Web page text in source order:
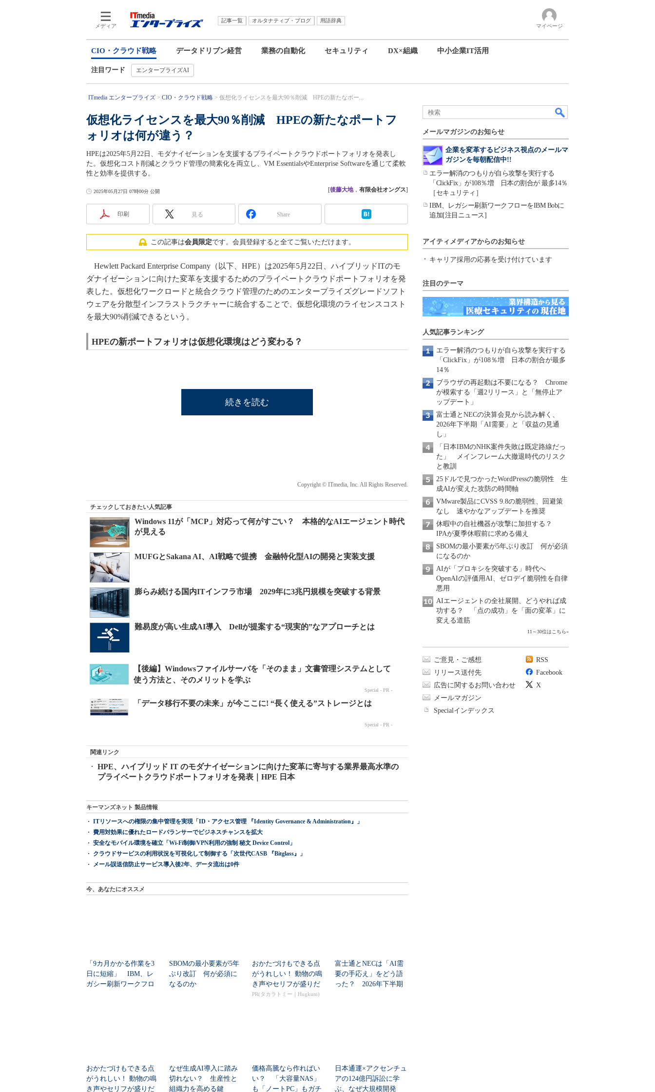
メディア
記事一覧 オルタナティブ・ブログ
用語辞典
マイページ
CIO・クラウド戦略 データドリブン経営 業務の自動化 セキュリティ DX×組織 中小企業IT活用
注目ワード エンタープライズAI
ITmedia エンタープライズ CIO・クラウド戦略 仮想化ライセンスを最大90％削減 HPEの新たなポー...
仮想化ライセンスを最大90％削減 HPEの新たなポートフ
ォリオは何が違う？
HPEは2025年5月22日、モダナイゼーションを支援するプライベートクラウドポートフォリオを発表し
た。仮想化コスト削減とクラウド管理の簡素化を両立し、VM EssentialsやEnterprise Softwareを通じて柔軟
性と効率を提供する。
2025年05月27日 07時00分 公開 [後藤大地， 有限会社オングス]
印刷 見る Share
この記事は会員限定です。会員登録すると全てご覧いただけます。
Hewlett Packard Enterprise Company（以下、HPE）は2025年5月22日、ハイブリッドITのモ
ダナイゼーションに向けた変革を支援するためのプライベートクラウドポートフォリオを発
表した。仮想化ワークロードと統合クラウド管理のためのエンタープライズグレードソフト
ウェアを分散型インフラストラクチャーに統合することで、仮想化環境のライセンスコスト
を最大90%削減できるという。
HPEの新ポートフォリオは仮想化環境はどう変わる？
続きを読む
Copyright © ITmedia, Inc. All Rights Reserved.
チェックしておきたい人気記事
Windows 11が「MCP」対応って何がすごい？ 本格的なAIエージェント時代
が見える
MUFGとSakana AI、AI戦略で提携 金融特化型AIの開発と実装支援
膨らみ続ける国内ITインフラ市場 2029年に3兆円規模を突破する背景
難易度が高い生成AI導入 Dellが提案する“現実的”なアプローチとは
関連リンク
HPE、ハイブリッド IT のモダナイゼーションに向けた変革に寄与する業界最高水準の
プライベートクラウドポートフォリオを発表｜HPE 日本
キーマンズネット 製品情報
ITリソースへの権限の集中管理を実現「ID・アクセス管理 『Identity Governance & Administration』」
費用対効果に優れたロードバランサーでビジネスチャンスを拡大
安全なモバイル環境を確立「Wi-Fi制御/VPN利用の強制 秘文 Device Control」
クラウドサービスの利用状況を可視化して制御する「次世代CASB 『Bitglass』」
メール誤送信防止サービス導入後2年、データ流出は0件
今、あなたにオススメ
「9カ月かかる作業を3
日に短縮」 IBM、レ
ガシー刷新ワークフロ
SBOMの最小要素が5年
ぶり改訂 何が必須に
なるのか
おかたづけもできる点
がうれしい！ 動物の鳴
き声やセリフが盛りだ
くさんの「アニア ...
PR(タカラトミー｜Hugkum)
富士通とNECは「AI需
要の手応え」をどう語
った？ 2026年下半期
おかたづけもできる点
がうれしい！ 動物の鳴
き声やセリフが盛りだ
なぜ生成AI導入に踏み
切れない？ 生産性と
組織力を高める鍵
価格高騰なら作ればい
い？ 「大容量NAS」
も「ノートPC」もガチ
日本通運×アクセンチュ
アの124億円訴訟に学
ぶ、なぜ大規模開発
メールマガジンのお知らせ
企業を変革するビジネス視点のメールマ
ガジンを毎朝配信中!!
エラー解消のつもりが自ら攻撃を実行する
「ClickFix」が108％増 日本の割合が 最多14％
［セキュリティ］
IBM、レガシー刷新ワークフローをIBM Bobに
追加[注目ニュース]
アイティメディアからのお知らせ
キャリア採用の応募を受け付けています
注目のテーマ
人気記事ランキング
エラー解消のつもりが自ら攻撃を実行する
「ClickFix」が108％増 日本の割合が最多
14％
ブラウザの再起動は不要になる？ Chrome
が模索する「週2リリース」と「無停止ア
ップデート」
富士通とNECの決算会見から読み解く、
2026年下半期「AI需要」と「収益の見通
し」
「日本IBMのNHK案件失敗は既定路線だっ
た」 メインフレーム大撤退時代のリスク
と教訓
25ドルで見つかったWordPressの脆弱性 生
成AIが変えた攻防の時間軸
VMware製品にCVSS 9.8の脆弱性、回避策
なし 速やかなアップデートを推奨
休暇中の自社機器が攻撃に加担する？
IPAが夏季休暇前に求める備え
SBOMの最小要素が5年ぶり改訂 何が必須
になるのか
AIが「プロキシを突破する」時代へ
OpenAIの評価用AI、ゼロデイ脆弱性を自律
悪用
AIエージェントの全社展開、どうやれば成
功する？ 「点の成功」を「面の変革」に
変える道筋
11～30位はこちら»
ご意見・ご感想
リリース送付先
広告に関するお問い合わせ
メールマガジン
Specialインデックス
RSS
Facebook
X